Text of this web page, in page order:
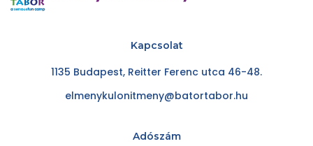
Kapcsolat
1135 Budapest, Reitter Ferenc utca 46-48.
elmenykulonitmeny@batortabor.hu
Adószám